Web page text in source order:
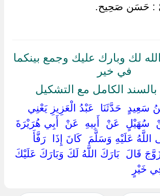
: حَسَن صَحِيح.
لك وبارك عليك وجمع بينكما
في خير
الكامل مع التشكيل
سَعِيدٍ ‏ ‏حَدَّثَنَا ‏ ‏عَبْدُ الْعَزِيزِ يَعْنِي
‏سُهَيْلٍ ‏ ‏عَنْ ‏ ‏أَبِيهِ ‏ ‏عَنْ ‏ ‏أَبِي هُرَيْرَةَ
اللَّهُ عَلَيْهِ وَسَلَّمَ ‏ ‏كَانَ إِذَا ‏ ‏رَفَّأَ
قَالَ ‏ ‏بَارَكَ اللَّهُ لَكَ وَبَارَكَ عَلَيْكَ
خَيْرٍ